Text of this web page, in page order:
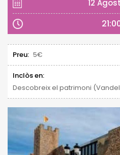
12
Preu: 5€
Inclòs en:
Descobreix el patrimoni